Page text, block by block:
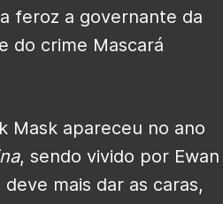
feroz a governante da
do crime Mascará
Mask apareceu no ano
, sendo vivido por Ewan
mais dar as caras,